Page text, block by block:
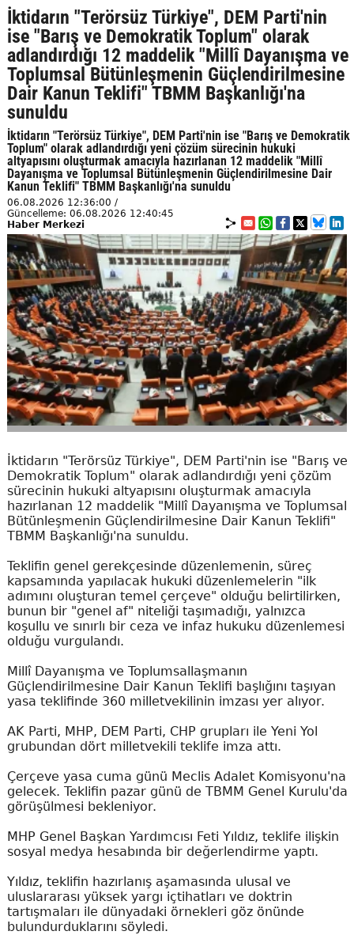
İktidarın "Terörsüz Türkiye", DEM Parti'nin
ise "Barış ve Demokratik Toplum" olarak
adlandırdığı 12 maddelik "Millî Dayanışma ve
Toplumsal Bütünleşmenin Güçlendirilmesine
Dair Kanun Teklifi" TBMM Başkanlığı'na
sunuldu
İktidarın "Terörsüz Türkiye", DEM Parti'nin ise "Barış ve Demokratik
Toplum" olarak adlandırdığı yeni çözüm sürecinin hukuki
altyapısını oluşturmak amacıyla hazırlanan 12 maddelik "Millî
Dayanışma ve Toplumsal Bütünleşmenin Güçlendirilmesine Dair
Kanun Teklifi" TBMM Başkanlığı'na sunuldu
06.08.2026 12:36:00 /
Güncelleme: 06.08.2026 12:40:45
Haber Merkezi
İktidarın "Terörsüz Türkiye", DEM Parti'nin ise "Barış ve
Demokratik Toplum" olarak adlandırdığı yeni çözüm
sürecinin hukuki altyapısını oluşturmak amacıyla
hazırlanan 12 maddelik "Millî Dayanışma ve Toplumsal
Bütünleşmenin Güçlendirilmesine Dair Kanun Teklifi"
TBMM Başkanlığı'na sunuldu.
Teklifin genel gerekçesinde düzenlemenin, süreç
kapsamında yapılacak hukuki düzenlemelerin "ilk
adımını oluşturan temel çerçeve" olduğu belirtilirken,
bunun bir "genel af" niteliği taşımadığı, yalnızca
koşullu ve sınırlı bir ceza ve infaz hukuku düzenlemesi
olduğu vurgulandı.
Millî Dayanışma ve Toplumsallaşmanın
Güçlendirilmesine Dair Kanun Teklifi başlığını taşıyan
yasa teklifinde 360 milletvekilinin imzası yer alıyor.
AK Parti, MHP, DEM Parti, CHP grupları ile Yeni Yol
grubundan dört milletvekili teklife imza attı.
Çerçeve yasa cuma günü Meclis Adalet Komisyonu'na
gelecek. Teklifin pazar günü de TBMM Genel Kurulu'da
görüşülmesi bekleniyor.
MHP Genel Başkan Yardımcısı Feti Yıldız, teklife ilişkin
sosyal medya hesabında bir değerlendirme yaptı.
Yıldız, teklifin hazırlanış aşamasında ulusal ve
uluslararası yüksek yargı içtihatları ve doktrin
tartışmaları ile dünyadaki örnekleri göz önünde
bulundurduklarını söyledi.